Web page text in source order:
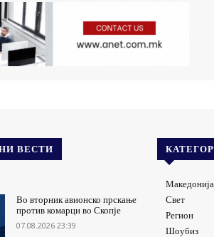
ВЕСТИ
Во вторник авионско прскање
против комарци во Скопје
07.08.2026 23:39
Македонија
Свет
Регион
Шоубиз